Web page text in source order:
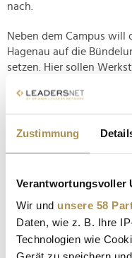
Zustimmung
Verantwortungsvoller
Wir und unsere 58
Daten, wie z. B. Ihre
Technologien wie
nach.
Neben dem Campus will
Hagenau auf die
setzen. Hier sollen
Aufgrund der
auch als Knotenpunkt
die zentrale Logistik, so